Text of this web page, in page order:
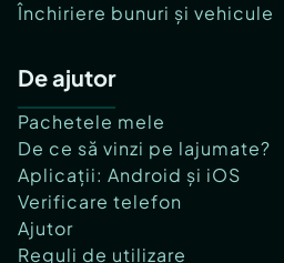
Închiriere bunuri și vehicule
De ajutor
Pachetele mele
De ce să vinzi pe lajumate?
Aplicații: Android și iOS
Verificare telefon
Ajutor
Reguli de utilizare